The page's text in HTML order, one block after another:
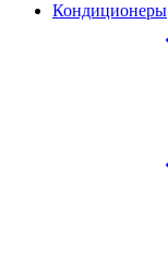
Кондиционеры